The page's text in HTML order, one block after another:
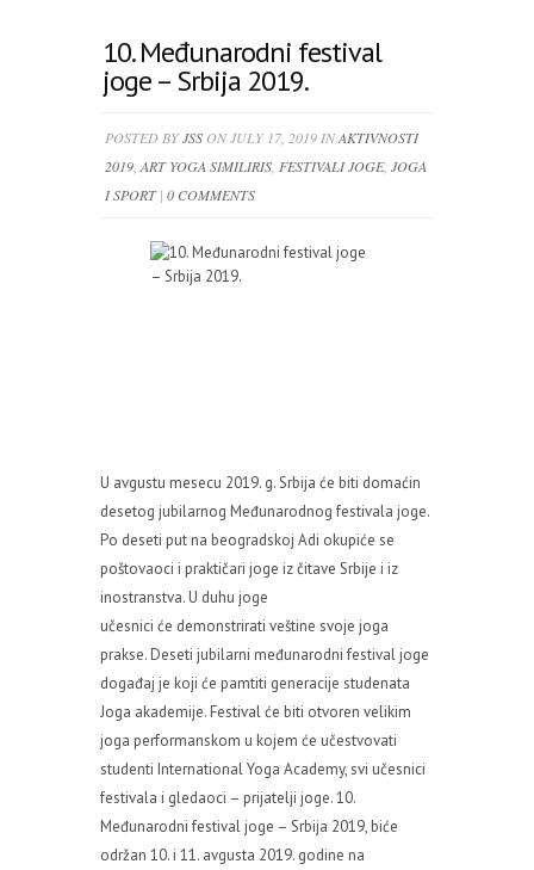
10. Međunarodni festival
joge – Srbija 2019.
POSTED BYJSS ON JULY 17, 2019 INAKTIVNOSTI
2019 ART YOGA SIMILIRIS FESTIVALI JOGE, JOGA
I SPORT| 0 COMMENTS
U avgustu mesecu 2019. g. Srbija će biti domaćin
desetog jubilarnog Međunarodnog festivala joge.
Po deseti put na beogradskoj Adi okupiće se
poštovaoci i praktičari joge iz čitave Srbije i iz
inostranstva. U duhu joge
učesnici će demonstrirati veštine svoje joga
prakse. Deseti jubilarni međunarodni festival joge
događaj je koji će pamtiti generacije studenata
Joga akademije. Festival će biti otvoren velikim
joga performanskom u kojem će učestvovati
studenti International Yoga Academy, svi učesnici
festivala i gledaoci – prijatelji joge. 10.
Međunarodni festival joge – Srbija 2019, biće
održan 10. i 11. avgusta 2019. godine na